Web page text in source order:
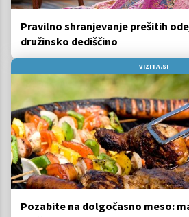
Pravilno shranjevanje prešitih
družinsko dediščino
VIZITA.SI
Pozabite na dolgočasno meso: